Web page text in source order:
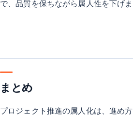
で、品質を保ちながら属人性を下げま
まとめ
プロジェクト推進の属人化は、進め